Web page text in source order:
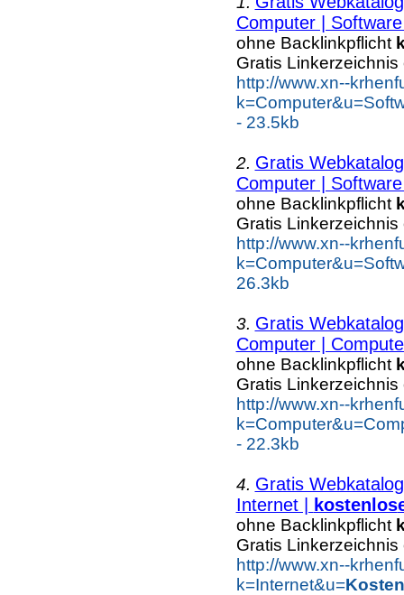
Computer |
ohne Backlinkpflicht
Gratis Linkerzeichnis
http://www.xn--
- 23.5kb
2. Gratis
Computer |
ohne Backlinkpflicht
Gratis Linkerzeichnis
http://www.xn--
26.3kb
3. Gratis
Computer |
ohne Backlinkpflicht
Gratis Linkerzeichnis
http://www.xn--
- 22.3kb
4. Gratis
Internet |
kostenlos
ohne Backlinkpflicht
Gratis Linkerzeichnis
http://www.xn--
k=Internet&u=